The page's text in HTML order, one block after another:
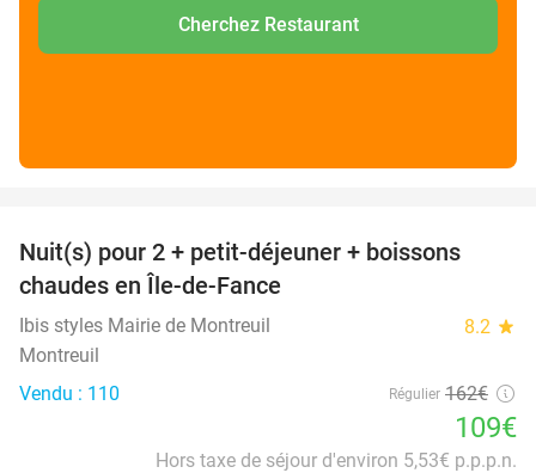
Cherchez Restaurant
Nuit(s) pour 2 + petit-déjeuner + boissons
chaudes en Île-de-Fance
Ibis styles Mairie de Montreuil 8.2 star
Montreuil
Vendu : 110
Régulier 162€
109€
Hors taxe de séjour d'environ 5,53€ p.p.p.n.